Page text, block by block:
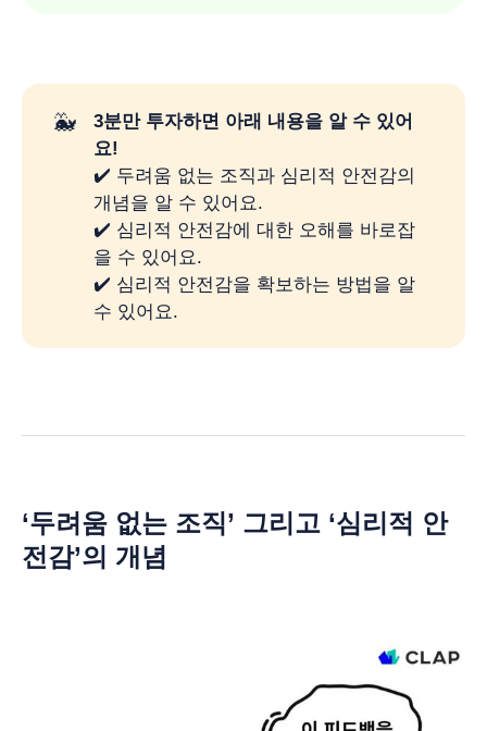
🐳
3분만 투자하면 아래 내용을 알 수 있어
요!
✔️ 두려움 없는 조직과 심리적 안전감의
개념을 알 수 있어요.
✔️ 심리적 안전감에 대한 오해를 바로잡
을 수 있어요.
✔️ 심리적 안전감을 확보하는 방법을 알
수 있어요.
‘두려움 없는 조직’ 그리고 ‘심리적 안
전감’의 개념